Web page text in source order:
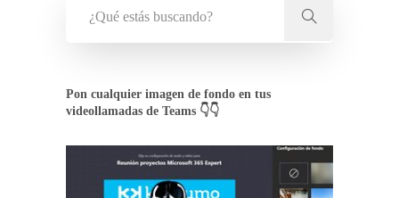
Pon cualquier imagen de fondo en tus
videollamadas de Teams 👇👇